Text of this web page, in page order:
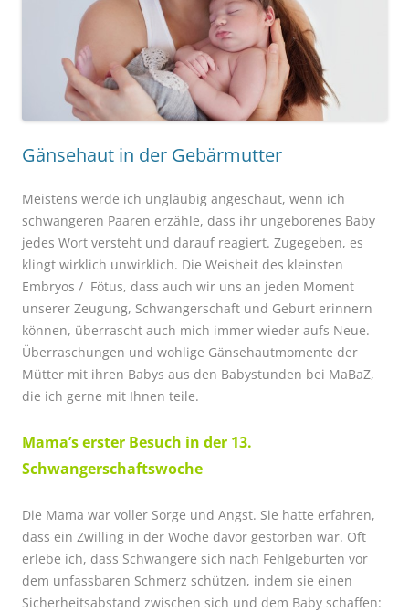
Gänsehaut in der Gebärmutter
Meistens werde ich ungläubig angeschaut, wenn ich
schwangeren Paaren erzähle, dass ihr ungeborenes Baby
jedes Wort versteht und darauf reagiert. Zugegeben, es
klingt wirklich unwirklich. Die Weisheit des kleinsten
Embryos / Fötus, dass auch wir uns an jeden Moment
unserer Zeugung, Schwangerschaft und Geburt erinnern
können, überrascht auch mich immer wieder aufs Neue.
Überraschungen und wohlige Gänsehautmomente der
Mütter mit ihren Babys aus den Babystunden bei MaBaZ,
die ich gerne mit Ihnen teile.
Mama’s erster Besuch in der 13.
Schwangerschaftswoche
Die Mama war voller Sorge und Angst. Sie hatte erfahren,
dass ein Zwilling in der Woche davor gestorben war. Oft
erlebe ich, dass Schwangere sich nach Fehlgeburten vor
dem unfassbaren Schmerz schützen, indem sie einen
Sicherheitsabstand zwischen sich und dem Baby schaffen: